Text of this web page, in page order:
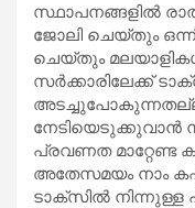
സ്ഥാപനങ്ങളിൽ
ജോലി ചെയ്തും
ചെയ്തും
സർക്കാരിലേക്ക്
നേടിയെടുക്കുവാൻ
പ്രവണത മാറ്റേണ്ട
അതേസമയം നാം
ടാക്സിൽ